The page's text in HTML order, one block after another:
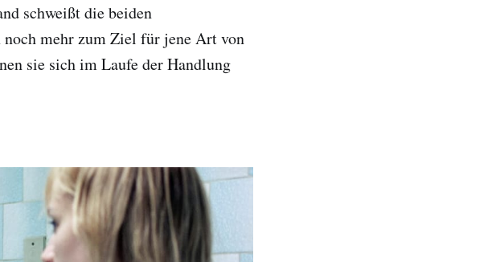
schweißt die beiden
noch mehr zum Ziel für jene Art von
sie sich im Laufe der Handlung